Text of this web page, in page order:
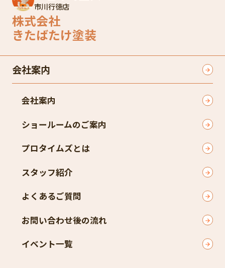
市川行徳店
株式会社
きたばたけ塗装
会社案内
会社案内
ショールームのご案内
プロタイムズとは
スタッフ紹介
よくあるご質問
お問い合わせ後の流れ
イベント一覧